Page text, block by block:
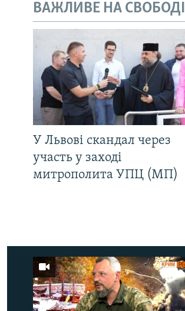
ВАЖЛИВЕ НА СВОБОДІ
У Львові скандал через
участь у заході
митрополита УПЦ (МП)